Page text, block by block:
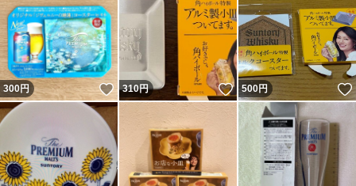
300円 いいね！
310円 いいね！
500円